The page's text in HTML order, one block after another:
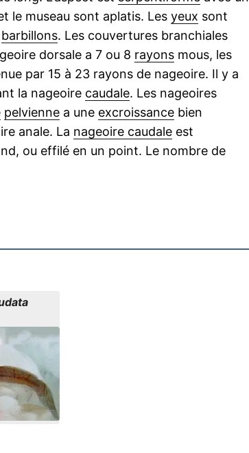
le museau sont aplatis. Les yeux sont
barbillons. Les couvertures branchiales
dorsale a 7 ou 8 rayons mous, les
par 15 à 23 rayons de nageoire. Il y a
la nageoire caudale. Les nageoires
pelvienne a une excroissance bien
anale. La nageoire caudale est
ou effilé en un point. Le nombre de